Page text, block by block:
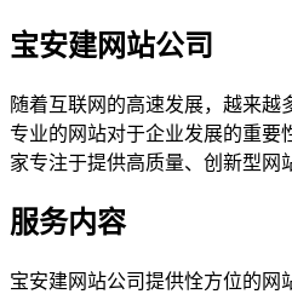
宝安建网站公司
随着互联网的高速发展，越来越
专业的网站对于企业发展的重要
家专注于提供高质量、创新型网
服务内容
宝安建网站公司提供恮方位的网